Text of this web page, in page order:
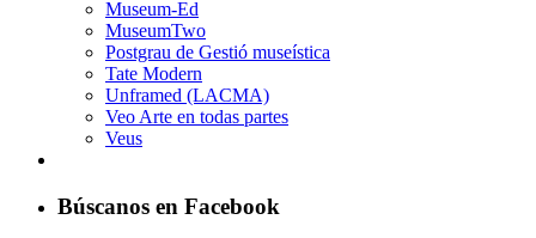
Museum-Ed
MuseumTwo
Postgrau de Gestió museística
Tate Modern
Unframed (LACMA)
Veo Arte en todas partes
Veus
Búscanos en Facebook